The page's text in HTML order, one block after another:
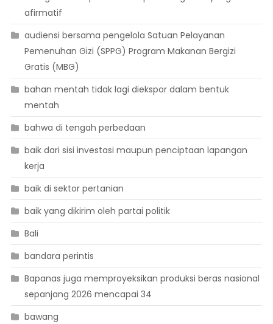
afirmatif
audiensi bersama pengelola Satuan Pelayanan
Pemenuhan Gizi (SPPG) Program Makanan Bergizi
Gratis (MBG)
bahan mentah tidak lagi diekspor dalam bentuk
mentah
bahwa di tengah perbedaan
baik dari sisi investasi maupun penciptaan lapangan
kerja
baik di sektor pertanian
baik yang dikirim oleh partai politik
Bali
bandara perintis
Bapanas juga memproyeksikan produksi beras nasional
sepanjang 2026 mencapai 34
bawang